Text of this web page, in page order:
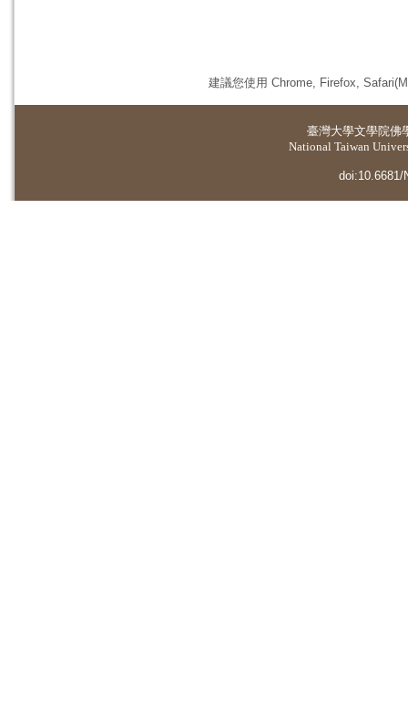
建議您使用 Chrome, Firefox,
臺灣大學文學院佛
National Taiwan
doi:10.6681/